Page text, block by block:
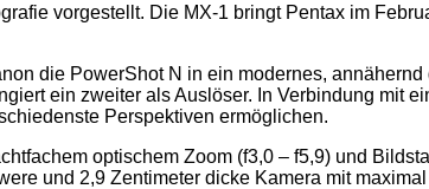
vorgestellt. Die MX-1 bringt Pentax im
die PowerShot N in ein modernes,
ein zweiter als Auslöser. In Verbindung mit
Perspektiven ermöglichen.
optischem Zoom (f3,0 – f5,9) und
und 2,9 Zentimeter dicke Kamera mit